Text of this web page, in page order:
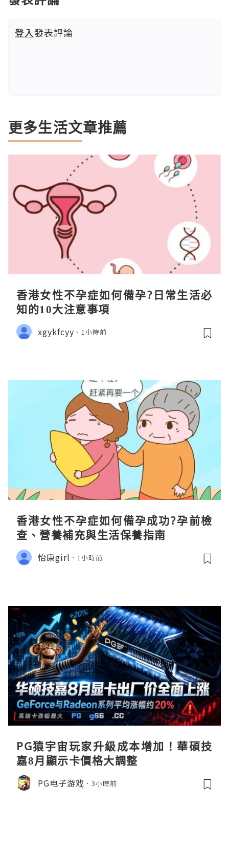
登入發表評論
更多生活文章推薦
香港女性不孕症如何備孕?日常生活必
知的10大注意事項
xgykfcyy 1小時前
香港女性不孕症如何備孕成功?孕前檢
查、營養補充與生活保養指南
怡康girl 1小時前
PG猿宇宙玩家升級成本增加！華碩技
嘉8月顯示卡價格大調整
PG电子游戏 3小時前